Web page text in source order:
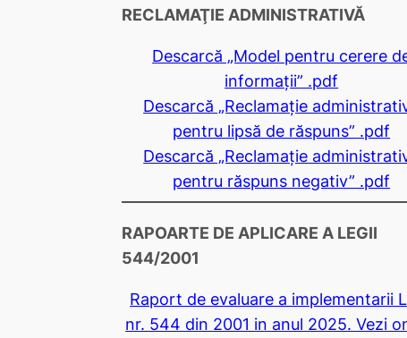
RECLAMAŢIE ADMINISTRATIVĂ
Descarcă „Model pentru cerere
informaţii” .pdf
Descarcă „Reclamaţie
pentru lipsă de răspuns” .pdf
Descarcă „Reclamaţie
pentru răspuns negativ” .pdf
RAPOARTE DE APLICARE A LEGII
544/2001
Raport de evaluare a implementarii
nr. 544 din 2001 in anul 2025. Vezi